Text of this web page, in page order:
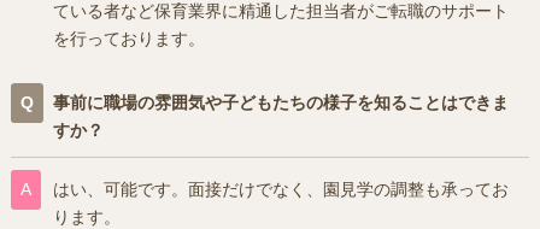
ている者など保育業界に精通した担当者がご転職のサポート
を行っております。
事前に職場の雰囲気や子どもたちの様子を知ることはできま
すか？
はい、可能です。面接だけでなく、園見学の調整も承ってお
ります。